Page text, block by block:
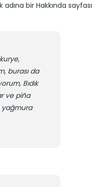
bir Hakkında sayfası
burası da
Bıdık
ve piña
yağmura